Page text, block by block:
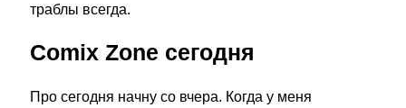
траблы всегда.
Comix Zone сегодня
Про сегодня начну со вчера. Когда у меня